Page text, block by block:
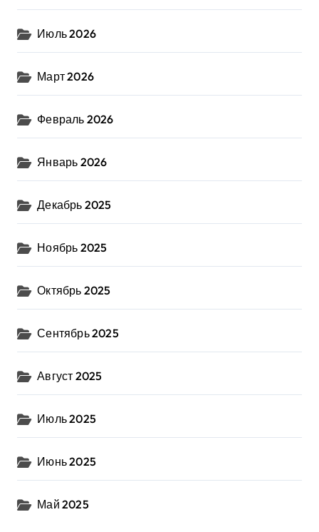
Июль 2026
Март 2026
Февраль 2026
Январь 2026
Декабрь 2025
Ноябрь 2025
Октябрь 2025
Сентябрь 2025
Август 2025
Июль 2025
Июнь 2025
Май 2025